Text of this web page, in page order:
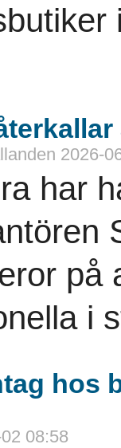
2026-
har
på
i
hos
08:58